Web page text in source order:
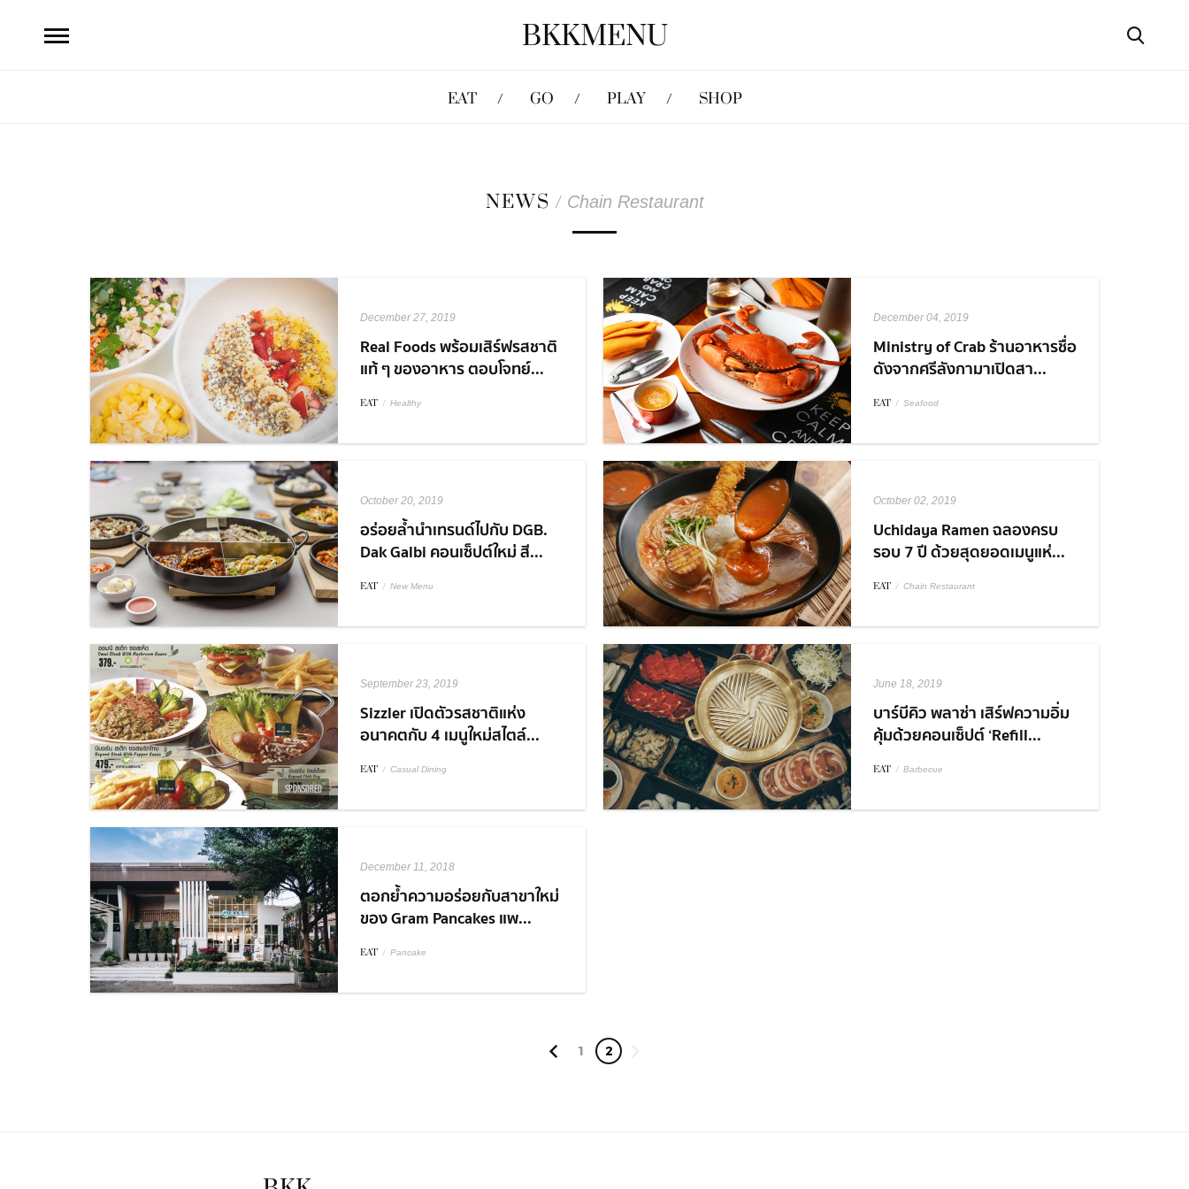
BKKMENU
EAT GO PLAY SHOP
NEWS / Chain Restaurant
December 27, 2019
Real Foods พร้อมเสิร์ฟรสชาติ
แท้ ๆ ของอาหาร ตอบโจทย์...
EAT / Healthy
December 04, 2019
Ministry of Crab ร้านอาหารชื่อ
ดังจากศรีลังกามาเปิดสา...
EAT / Seafood
October 20, 2019
อร่อยล้ำนำเทรนด์ไปกับ DGB.
Dak Galbi คอนเซ็ปต์ใหม่ สี...
EAT / New Menu
October 02, 2019
Uchidaya Ramen ฉลองครบ
รอบ 7 ปี ด้วยสุดยอดเมนูแห่...
EAT / Chain Restaurant
SPONSORED
September 23, 2019
Sizzler เปิดตัวรสชาติแห่ง
อนาคตกับ 4 เมนูใหม่สไตล์...
EAT / Casual Dining
June 18, 2019
บาร์บีคิว พลาซ่า เสิร์ฟความอิ่ม
คุ้มด้วยคอนเซ็ปต์ ‘Refill...
EAT / Barbecue
December 11, 2018
ตอกย้ำความอร่อยกับสาขาใหม่
ของ Gram Pancakes แพ...
EAT / Pancake
1 2